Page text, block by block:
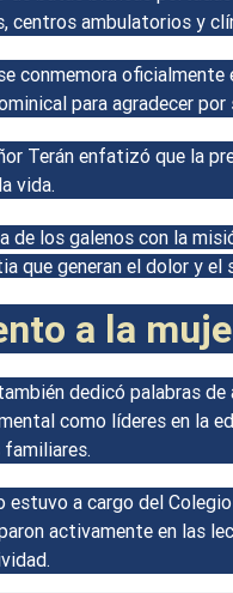
centros ambulatorios y
conmemora
para agradecer por
Terán enfatizó que la
vida.
de los galenos con la
que generan el dolor y el
a la
dedicó palabras de
como líderes en la
estuvo a cargo del
activamente en las